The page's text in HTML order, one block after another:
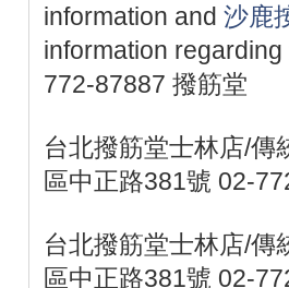
information and 沙鹿
information regarding
772-87887 撥筋堂
台北撥筋堂士林店/傳
區中正路381號 02-
台北撥筋堂士林店/傳
區中正路381號 02-